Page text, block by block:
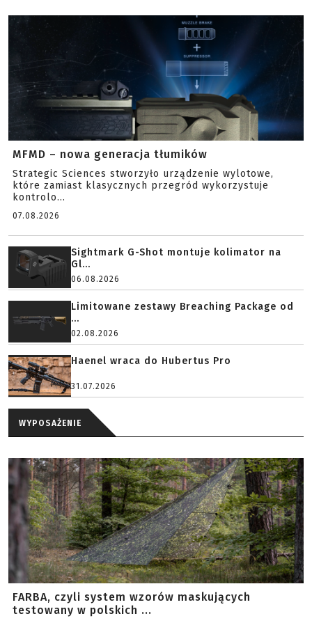
MFMD – nowa generacja tłumików
Strategic Sciences stworzyło urządzenie wylotowe,
które zamiast klasycznych przegród wykorzystuje
kontrolo...
07.08.2026
Sightmark G-Shot montuje kolimator na
Gl...
06.08.2026
Limitowane zestawy Breaching Package od
...
02.08.2026
Haenel wraca do Hubertus Pro
31.07.2026
WYPOSAŻENIE
FARBA, czyli system wzorów maskujących
testowany w polskich ...